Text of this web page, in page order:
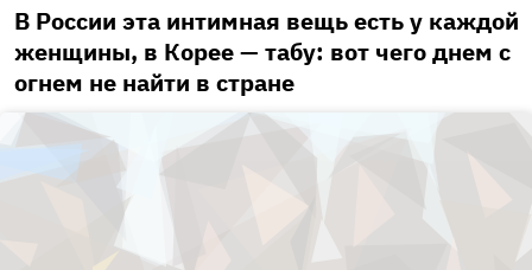
В России эта интимная вещь есть у каждой
женщины, в Корее — табу: вот чего днем с
огнем не найти в стране